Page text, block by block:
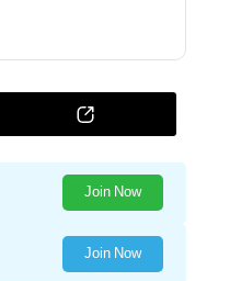
Join Now
Join Now